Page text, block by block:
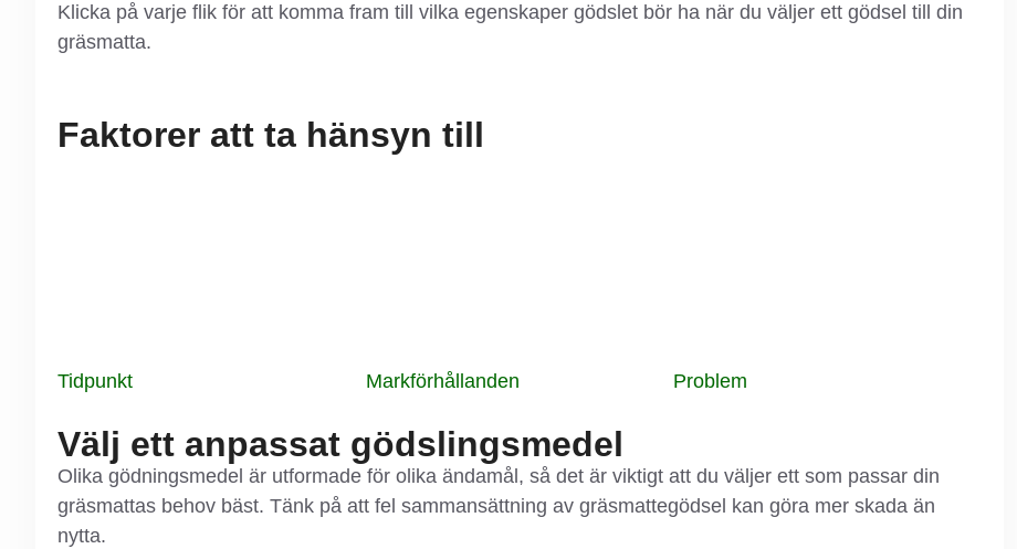
Klicka på varje flik för att komma fram till vilka egenskaper gödslet bör ha när du väljer ett gödsel till din
gräsmatta.
Faktorer att ta hänsyn till
Tidpunkt Markförhållanden Problem
Välj ett anpassat gödslingsmedel
Olika gödningsmedel är utformade för olika ändamål, så det är viktigt att du väljer ett som passar din
gräsmattas behov bäst. Tänk på att fel sammansättning av gräsmattegödsel kan göra mer skada än
nytta.